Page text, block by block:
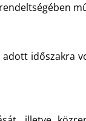
adott időszakra